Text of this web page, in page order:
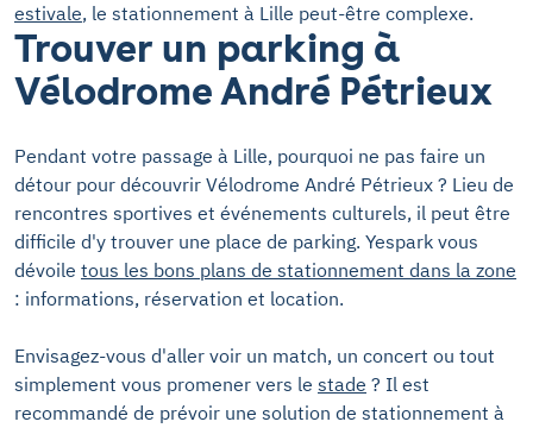
estivale, le stationnement à Lille peut-être complexe.
Trouver un parking à
Vélodrome André Pétrieux
Pendant votre passage à Lille, pourquoi ne pas faire un
détour pour découvrir Vélodrome André Pétrieux ? Lieu de
rencontres sportives et événements culturels, il peut être
difficile d'y trouver une place de parking. Yespark vous
dévoile tous les bons plans de stationnement dans la zone
: informations, réservation et location.
Envisagez-vous d'aller voir un match, un concert ou tout
simplement vous promener vers le stade ? Il est
recommandé de prévoir une solution de stationnement à